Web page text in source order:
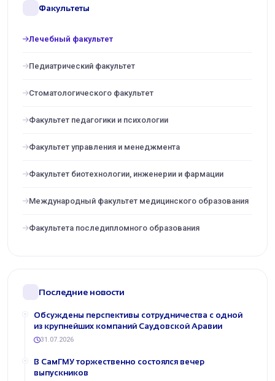
Факультеты
Лечебный факультет
Педиатрический факультет
Стоматологического факультет
Факультет педагогики и психологии
Факультет управления и менеджмента
Факультет биотехнологии, инженерии и фармации
Международный факультет медицинского образования
Факультета последипломного образования
Последние новости
Обсуждены перспективы сотрудничества с одной
из крупнейших компаний Саудовской Аравии
31.07.2026
В СамГМУ торжественно состоялся вечер
выпускников